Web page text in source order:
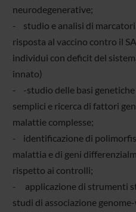
neurodegenerative;
- studio e analisi di
risposta al vaccino contro il
individui con deficit del
innato)
- -studio delle basi
semplici e ricerca di fattori
malattie complesse;
- identificazione di
malattia e di geni
rispetto ai controlli;
- applicazione di strumenti
studi di associazione